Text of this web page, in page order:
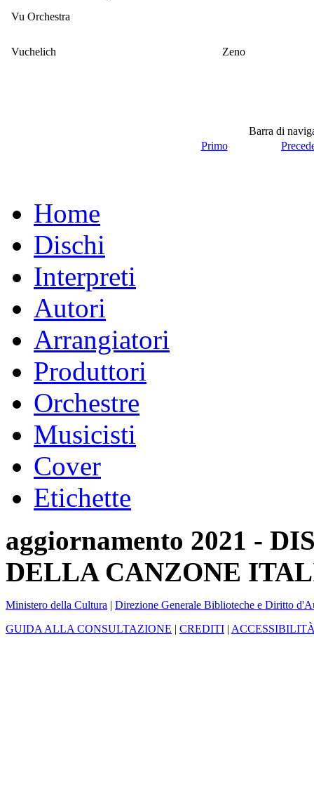
Vu Orchestra
Vuchelich Zeno
Barra di
Primo
Home
Dischi
Interpreti
Autori
Arrangiatori
Produttori
Orchestre
Musicisti
Cover
Etichette
aggiornamento 2021 -
DELLA CANZONE
Ministero della Cultura | Direzione Generale Biblioteche e Diritto
GUIDA ALLA CONSULTAZIONE | CREDITI |